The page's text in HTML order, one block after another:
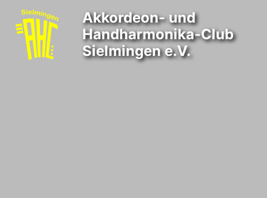
Akkordeon- und
Handharmonika-Club
Sielmingen e.V.